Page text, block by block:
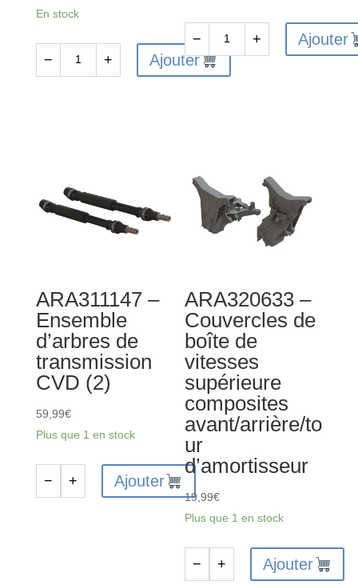
En stock
moyeu
− + Ajouter
de
montage
de
carrosserie
− + Ajouter
ARA311147 –
Ensemble
d’arbres de
transmission
CVD (2)
59,99€
Plus que 1 en stock
− + Ajouter
ARA320633 –
Couvercles de
boîte de
vitesses
supérieure
composites
avant/arrière/to
ur
d’amortisseur
19,99€
Plus que 1 en stock
− + Ajouter